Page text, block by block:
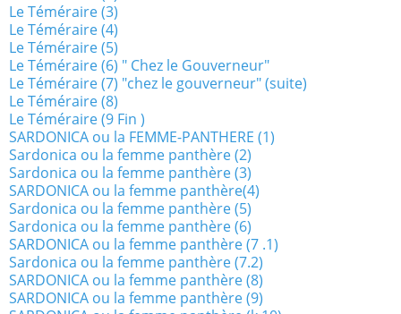
Le Téméraire (3)
Le Téméraire (4)
Le Téméraire (5)
Le Téméraire (6) " Chez le Gouverneur"
Le Téméraire (7) "chez le gouverneur" (suite)
Le Téméraire (8)
Le Téméraire (9 Fin )
SARDONICA ou la FEMME-PANTHERE (1)
Sardonica ou la femme panthère (2)
Sardonica ou la femme panthère (3)
SARDONICA ou la femme panthère(4)
Sardonica ou la femme panthère (5)
Sardonica ou la femme panthère (6)
SARDONICA ou la femme panthère (7 .1)
Sardonica ou la femme panthère (7.2)
SARDONICA ou la femme panthère (8)
SARDONICA ou la femme panthère (9)